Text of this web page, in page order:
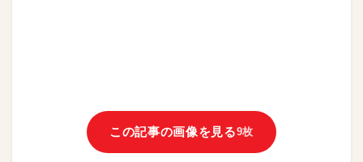
この記事の画像を見る9枚